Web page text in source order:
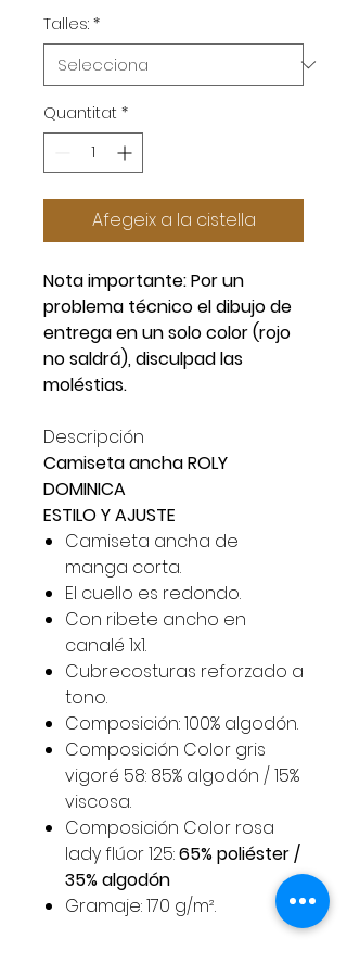
Talles: *
Quantitat *
Afegeix a la cistella
Nota importante: Por un
problema técnico el dibujo de
entrega en un solo color (rojo
no saldrá), disculpad las
moléstias.
Descripción
Camiseta ancha ROLY
DOMINICA
ESTILO Y AJUSTE
Camiseta ancha de
manga corta.
El cuello es redondo.
Con ribete ancho en
canalé 1x1.
Cubrecosturas reforzado a
tono.
Composición: 100% algodón.
Composición Color gris
vigoré 58: 85% algodón / 15%
viscosa.
Composición Color rosa
lady flúor 125:65% poliéster /
35% algodón
Gramaje: 170 g/m².